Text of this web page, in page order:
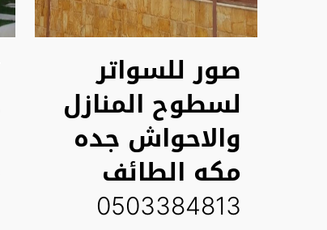
صور للسواتر
لسطوح المنازل
والاحواش جده
مكه الطائف
0503384813